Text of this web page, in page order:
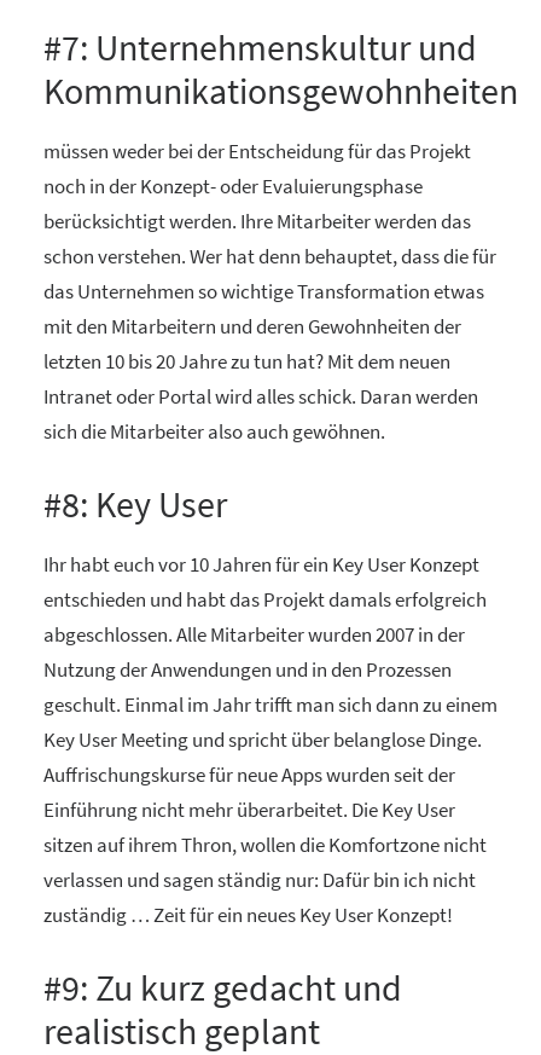
#7: Unternehmenskultur und
Kommunikationsgewohnheiten
müssen weder bei der Entscheidung für das Projekt
noch in der Konzept- oder Evaluierungsphase
berücksichtigt werden. Ihre Mitarbeiter werden das
schon verstehen. Wer hat denn behauptet, dass die für
das Unternehmen so wichtige Transformation etwas
mit den Mitarbeitern und deren Gewohnheiten der
letzten 10 bis 20 Jahre zu tun hat? Mit dem neuen
Intranet oder Portal wird alles schick. Daran werden
sich die Mitarbeiter also auch gewöhnen.
#8: Key User
Ihr habt euch vor 10 Jahren für ein Key User Konzept
entschieden und habt das Projekt damals erfolgreich
abgeschlossen. Alle Mitarbeiter wurden 2007 in der
Nutzung der Anwendungen und in den Prozessen
geschult. Einmal im Jahr trifft man sich dann zu einem
Key User Meeting und spricht über belanglose Dinge.
Auffrischungskurse für neue Apps wurden seit der
Einführung nicht mehr überarbeitet. Die Key User
sitzen auf ihrem Thron, wollen die Komfortzone nicht
verlassen und sagen ständig nur: Dafür bin ich nicht
zuständig … Zeit für ein neues Key User Konzept!
#9: Zu kurz gedacht und
realistisch geplant